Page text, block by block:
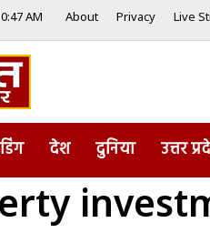
AM About Privacy Live
देश दुनिया उत्तर